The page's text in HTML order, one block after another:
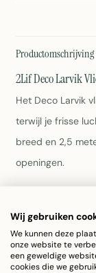
Productomschrijving
2Lif Deco Larvik
Het Deco Larvik
terwijl je frisse
breed en 2,5
openingen.
Kleur:
Materiaal:
Gewicht:
Wij gebruiken
We kunnen deze
onze website te
een geweldige
cookies die we